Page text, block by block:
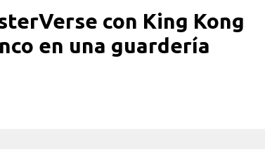
con King Kong
en una guardería